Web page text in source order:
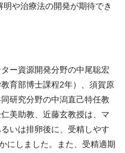
や治療法の開発が期待でき
ー資源開発分野の中尾聡宏
育部博士課程2年）、須賀原
研究分野の中潟直己特任教
美助教、近藤玄教授は、マ
いは排卵後に、受精しやす
にしました。また、受精適期